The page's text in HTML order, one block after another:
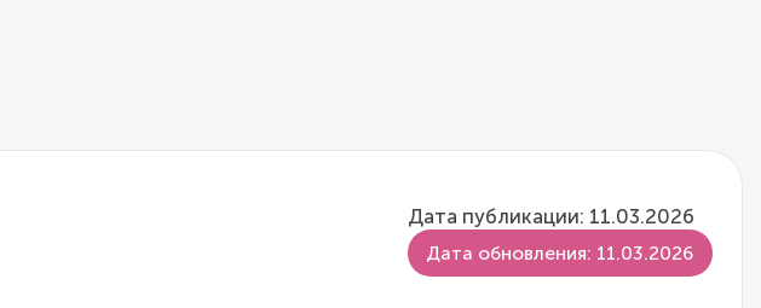
Дата публикации: 11.03.2026
Дата обновления: 11.03.2026